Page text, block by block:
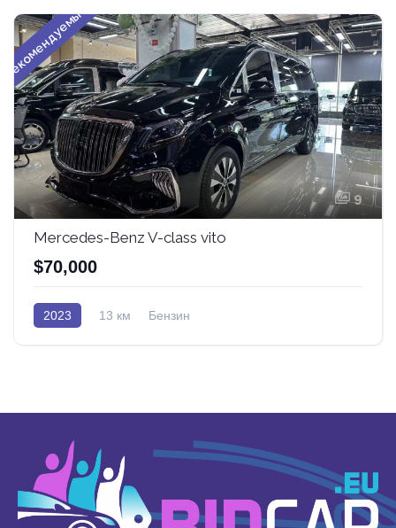
Рекомендуемые
9
Mercedes-Benz V-class vito
$70,000
2023 13 км Бензин